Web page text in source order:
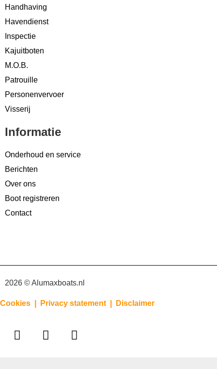
Handhaving
Havendienst
Inspectie
Kajuitboten
M.O.B.
Patrouille
Personenvervoer
Visserij
Informatie
Onderhoud en service
Berichten
Over ons
Boot registreren
Contact
2026 © Alumaxboats.nl
Cookies | Privacy statement | Disclaimer